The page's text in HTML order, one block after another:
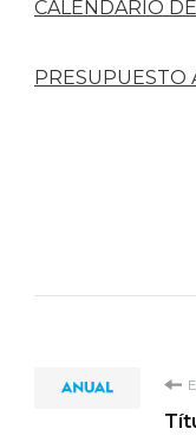
CALENDARIO
PRESUPUESTO